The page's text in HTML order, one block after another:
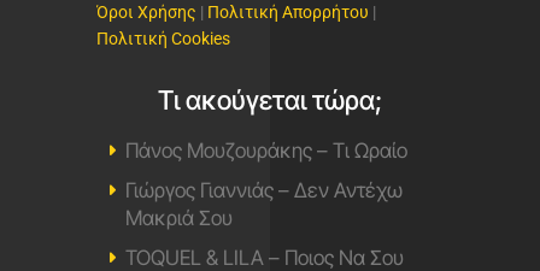
Όροι Χρήσης | Πολιτική Απορρήτου |
Πολιτική Cookies
Τι ακούγεται τώρα;
Πάνος Μουζουράκης – Τι Ωραίο
Γιώργος Γιαννιάς – Δεν Αντέχω
Μακριά Σου
TOQUEL & LILA – Ποιος Να Σου